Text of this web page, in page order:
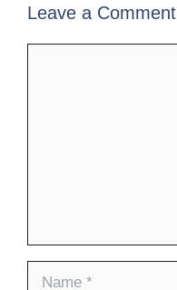
Leave a Comment